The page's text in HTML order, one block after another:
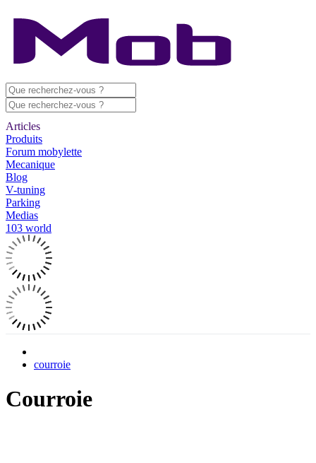
Articles
Produits
Forum mobylette
Mecanique
Blog
V-tuning
Parking
Medias
103 world
courroie
Courroie